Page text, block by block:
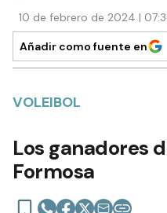
10 de febrero de 2024 |
Añadir como fuente en
VOLEIBOL
Los ganadores
Formosa